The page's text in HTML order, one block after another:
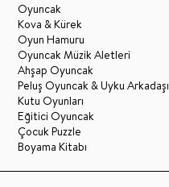
Oyuncak
Kova & Kürek
Oyun Hamuru
Oyuncak Müzik Aletleri
Ahşap Oyuncak
Peluş Oyuncak & Uyku Arkadaşı
Kutu Oyunları
Eğitici Oyuncak
Çocuk Puzzle
Boyama Kitabı